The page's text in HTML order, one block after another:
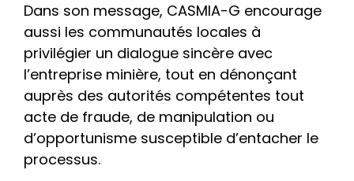
Dans son message, CASMIA-G encourage
aussi les communautés locales à
privilégier un dialogue sincère avec
l’entreprise minière, tout en dénonçant
auprès des autorités compétentes tout
acte de fraude, de manipulation ou
d’opportunisme susceptible d’entacher le
processus.